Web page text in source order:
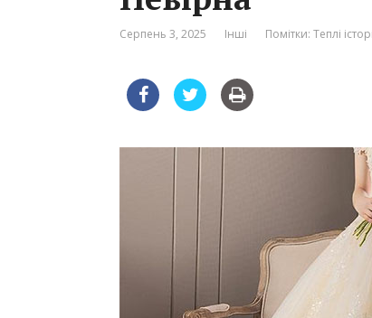
Серпень 3, 2025 Інші Помітки: Теплі